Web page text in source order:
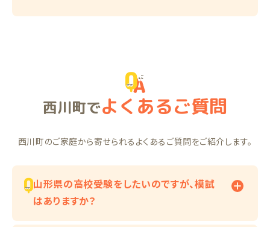
西川町でよくあるご質問
西川町のご家庭から寄せられるよくあるご質問をご紹介します。
山形県の高校受験をしたいのですが、模試
はありますか？